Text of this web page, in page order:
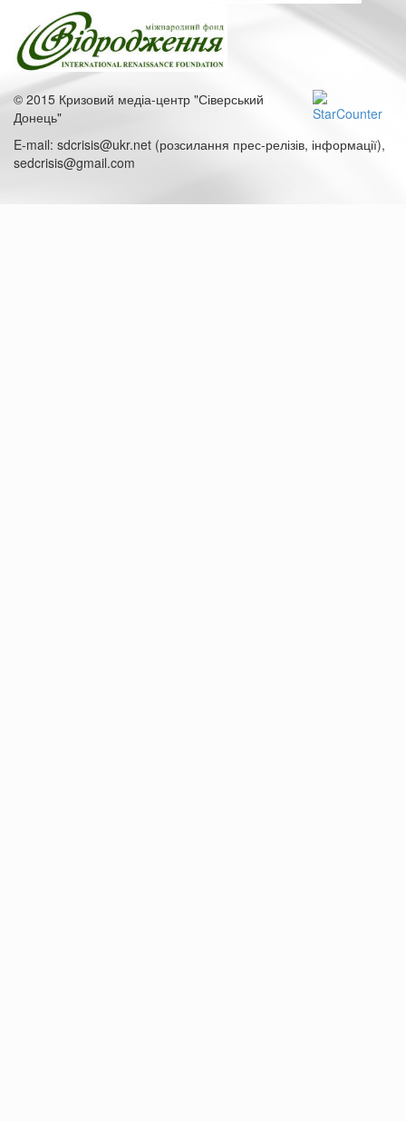
© 2015 Кризовий медіа-центр "Сіверський
Донець"
E-mail: sdcrisis@ukr.net (розсилання прес-релізів, інформації),
sedcrisis@gmail.com